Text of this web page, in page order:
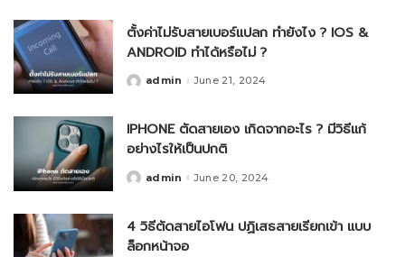
ตั้งค่าไม่รับสายเบอร์แปลก ทำยังไง ? IOS &
ANDROID ทำได้หรือไม่ ?
Posted
admin June 21, 2024
IPHONE ตัดสายเอง เกิดจากอะไร ? มีวิธีแก้
อย่างไรให้เป็นปกติ
Posted
admin June 20, 2024
4 วิธีตัดสายไอโฟน ปฏิเสธสายเรียกเข้า แบบ
ล็อกหน้าจอ